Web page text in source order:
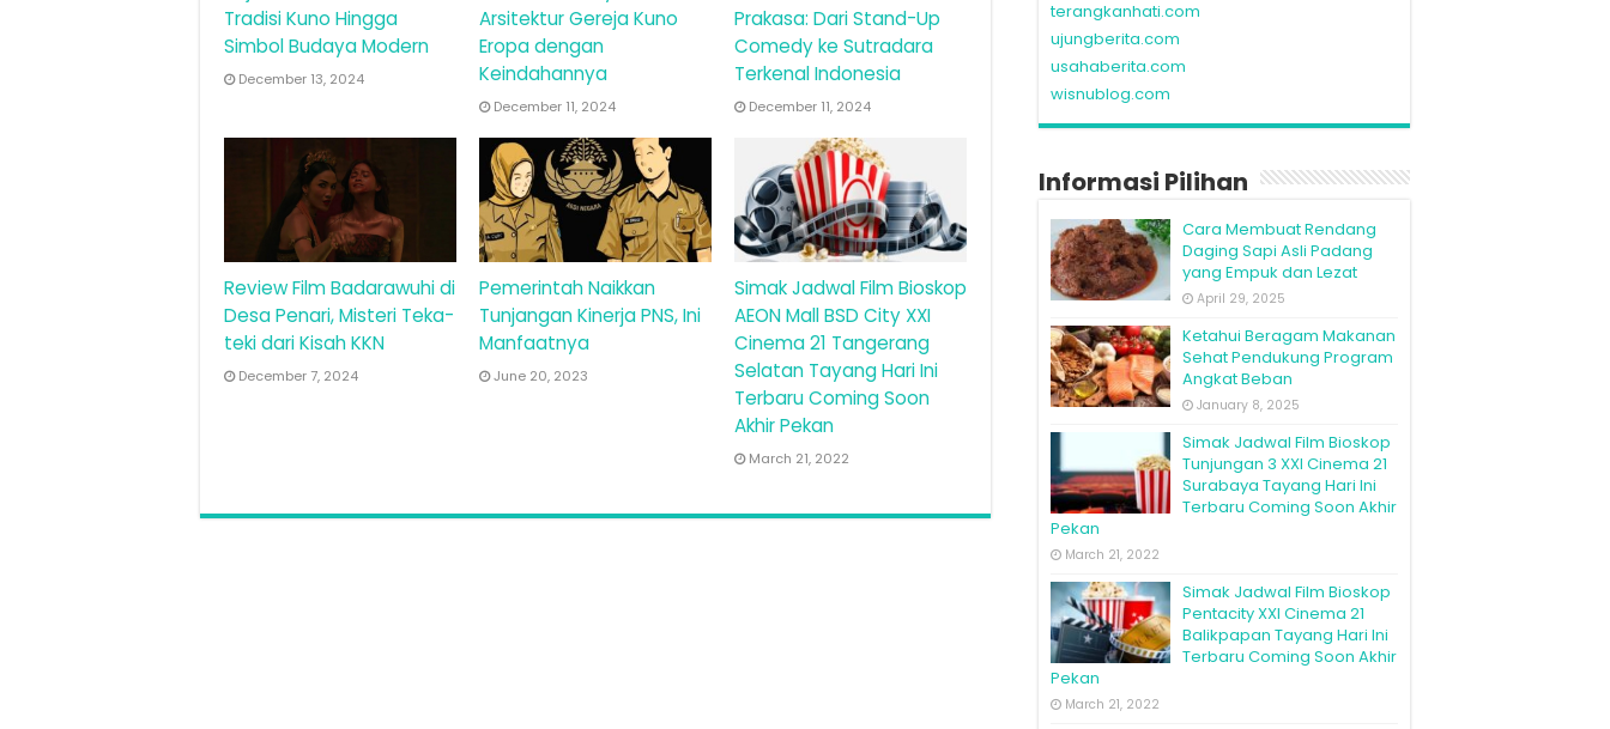
Tradisi Kuno Hingga
Simbol Budaya Modern
December 13, 2024
Arsitektur Gereja Kuno
Eropa dengan
Keindahannya
December 11, 2024
Prakasa: Dari Stand-Up
Comedy ke Sutradara
Terkenal Indonesia
December 11, 2024
Review Film Badarawuhi di
Desa Penari, Misteri Teka-
teki dari Kisah KKN
December 7, 2024
Pemerintah Naikkan
Tunjangan Kinerja PNS, Ini
Manfaatnya
June 20, 2023
Simak Jadwal Film Bioskop
AEON Mall BSD City XXI
Cinema 21 Tangerang
Selatan Tayang Hari Ini
Terbaru Coming Soon
Akhir Pekan
March 21, 2022
terangkanhati.com
ujungberita.com
usahaberita.com
wisnublog.com
Informasi Pilihan
Cara Membuat Rendang
Daging Sapi Asli Padang
yang Empuk dan Lezat
April 29, 2025
Ketahui Beragam Makanan
Sehat Pendukung Program
Angkat Beban
January 8, 2025
Simak Jadwal Film Bioskop
Tunjungan 3 XXI Cinema 21
Surabaya Tayang Hari Ini
Terbaru Coming Soon Akhir
Pekan
March 21, 2022
Simak Jadwal Film Bioskop
Pentacity XXI Cinema 21
Balikpapan Tayang Hari Ini
Terbaru Coming Soon Akhir
Pekan
March 21, 2022